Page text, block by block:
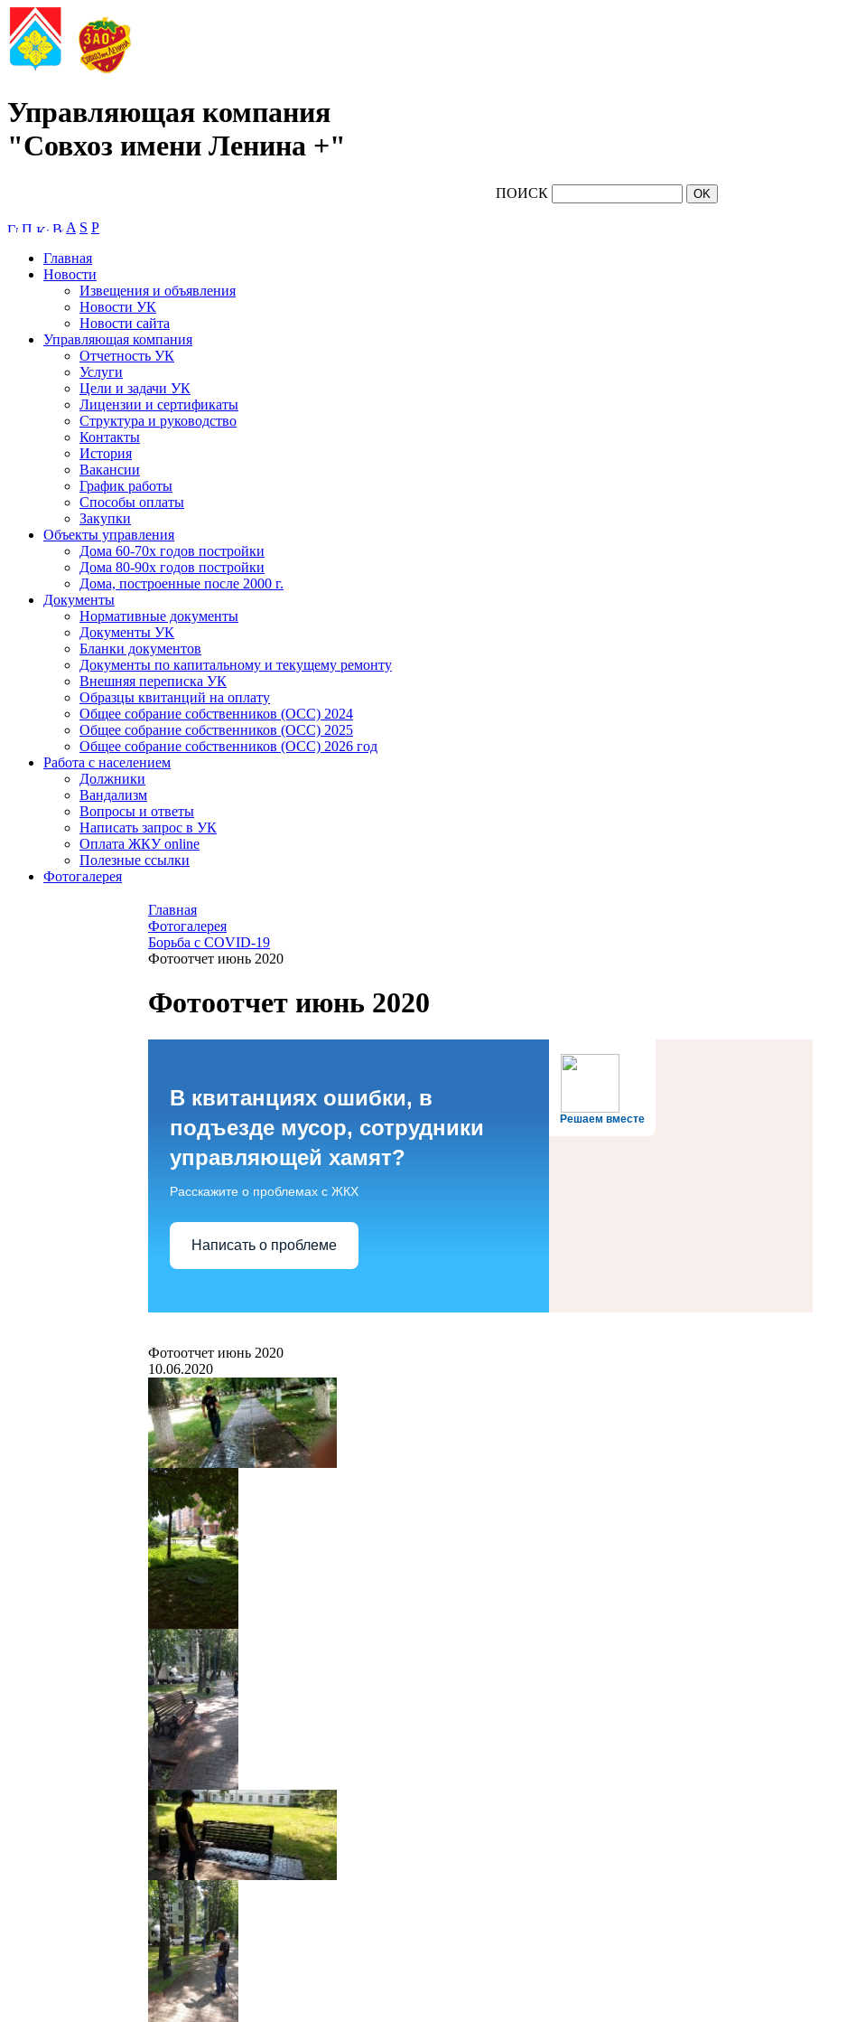
Управляющая компания
"Совхоз имени Ленина +"
ПОИСК
A S P
Главная
Новости
Извещения и объявления
Новости УК
Новости сайта
Управляющая компания
Отчетность УК
Услуги
Цели и задачи УК
Лицензии и сертификаты
Структура и руководство
Контакты
История
Вакансии
График работы
Способы оплаты
Закупки
Объекты управления
Дома 60-70х годов постройки
Дома 80-90х годов постройки
Дома, построенные после 2000 г.
Документы
Нормативные документы
Документы УК
Бланки документов
Документы по капитальному и текущему ремонту
Внешняя переписка УК
Образцы квитанций на оплату
Общее собрание собственников (ОСС) 2024
Общее собрание собственников (ОСС) 2025
Общее собрание собственников (ОСС) 2026 год
Работа с населением
Должники
Вандализм
Вопросы и ответы
Написать запрос в УК
Оплата ЖКУ online
Полезные ссылки
Фотогалерея
Главная
Фотогалерея
Борьба с COVID-19
Фотоотчет июнь 2020
Фотоотчет июнь 2020
Решаем вместе
В квитанциях ошибки, в
подъезде мусор, сотрудники
управляющей хамят?
Расскажите о проблемах с ЖКХ
Написать о проблеме
Фотоотчет июнь 2020
10.06.2020